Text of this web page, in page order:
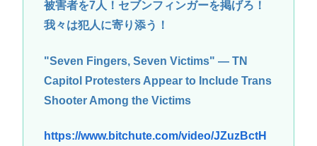
被害者を7人！セブンフィンガーを掲げろ！
我々は犯人に寄り添う！
"Seven Fingers, Seven Victims" — TN
Capitol Protesters Appear to Include Trans
Shooter Among the Victims
https://www.bitchute.com/video/JZuzBctH